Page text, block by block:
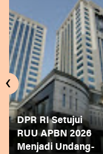
DPR RI Setujui
RUU APBN 2026
Menjadi Undang-
‹